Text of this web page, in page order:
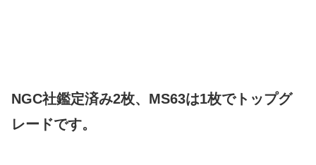
NGC社鑑定済み2枚、MS63は1枚でトップグ
レードです。